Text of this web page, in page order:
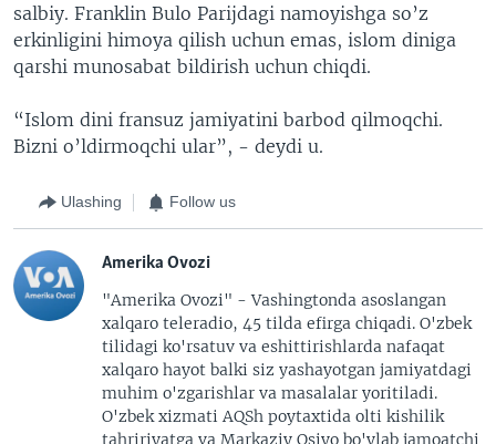
salbiy. Franklin Bulo Parijdagi namoyishga so’z
erkinligini himoya qilish uchun emas, islom diniga
qarshi munosabat bildirish uchun chiqdi.
“Islom dini fransuz jamiyatini barbod qilmoqchi.
Bizni o’ldirmoqchi ular”, - deydi u.
Ulashing Follow us
Amerika Ovozi
"Amerika Ovozi" - Vashingtonda asoslangan
xalqaro teleradio, 45 tilda efirga chiqadi. O'zbek
tilidagi ko'rsatuv va eshittirishlarda nafaqat
xalqaro hayot balki siz yashayotgan jamiyatdagi
muhim o'zgarishlar va masalalar yoritiladi.
O'zbek xizmati AQSh poytaxtida olti kishilik
tahririyatga va Markaziy Osiyo bo'ylab jamoatchi